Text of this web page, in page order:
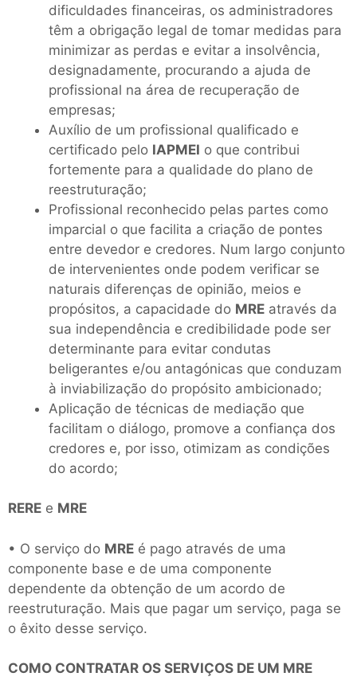
dificuldades financeiras, os administradores
têm a obrigação legal de tomar medidas para
minimizar as perdas e evitar a insolvência,
designadamente, procurando a ajuda de
profissional na área de recuperação de
empresas;
Auxílio de um profissional qualificado e
certificado pelo IAPMEI o que contribui
fortemente para a qualidade do plano de
reestruturação;
Profissional reconhecido pelas partes como
imparcial o que facilita a criação de pontes
entre devedor e credores. Num largo conjunto
de intervenientes onde podem verificar se
naturais diferenças de opinião, meios e
propósitos, a capacidade do MRE através da
sua independência e credibilidade pode ser
determinante para evitar condutas
beligerantes e/ou antagónicas que conduzam
à inviabilização do propósito ambicionado;
Aplicação de técnicas de mediação que
facilitam o diálogo, promove a confiança dos
credores e, por isso, otimizam as condições
do acordo;
RERE e MRE
• O serviço do MRE é pago através de uma
componente base e de uma componente
dependente da obtenção de um acordo de
reestruturação. Mais que pagar um serviço, paga se
o êxito desse serviço.
COMO CONTRATAR OS SERVIÇOS DE UM MRE